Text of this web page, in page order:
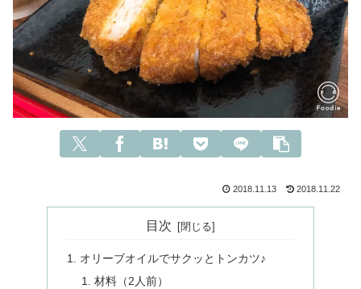
2018.11.13 2018.11.22
目次
オリーブオイルでサクッとトンカツ♪
材料（2人前）